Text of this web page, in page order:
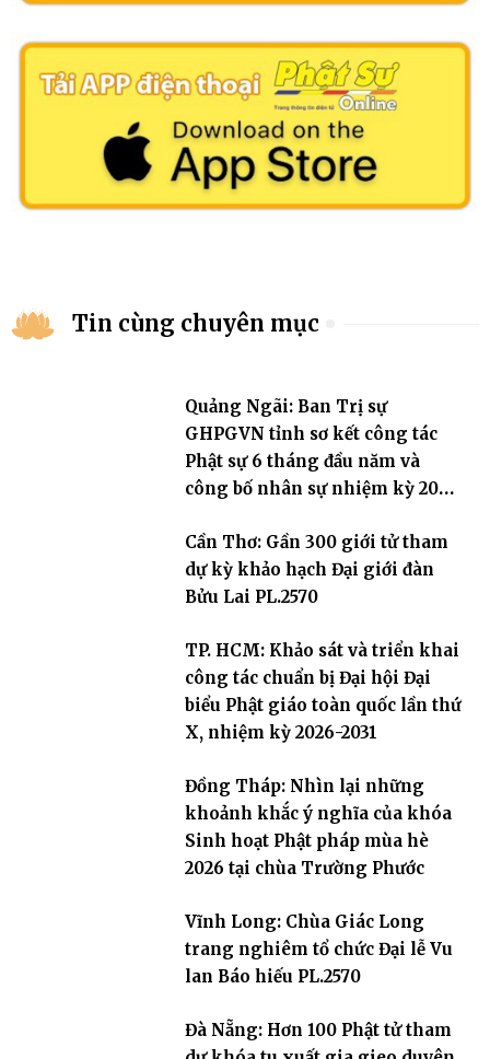
Tin cùng chuyên mục
Quảng Ngãi: Ban Trị sự
GHPGVN tỉnh sơ kết công tác
Phật sự 6 tháng đầu năm và
công bố nhân sự nhiệm kỳ 2026
Cần Thơ: Gần 300 giới tử tham
dự kỳ khảo hạch Đại giới đàn
Bửu Lai PL.2570
TP. HCM: Khảo sát và triển khai
công tác chuẩn bị Đại hội Đại
biểu Phật giáo toàn quốc lần thứ
X, nhiệm kỳ 2026-2031
Đồng Tháp: Nhìn lại những
khoảnh khắc ý nghĩa của khóa
Sinh hoạt Phật pháp mùa hè
2026 tại chùa Trường Phước
Vĩnh Long: Chùa Giác Long
trang nghiêm tổ chức Đại lễ Vu
lan Báo hiếu PL.2570
Đà Nẵng: Hơn 100 Phật tử tham